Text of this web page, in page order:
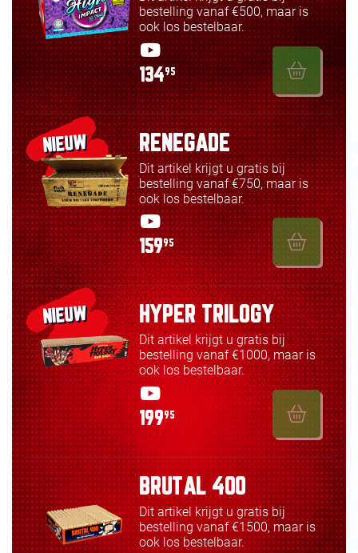
bestelling vanaf €500, maar is
ook los bestelbaar.
13495
NIEUW RENEGADE
Dit artikel krijgt u gratis bij
bestelling vanaf €750, maar is
ook los bestelbaar.
15995
NIEUW HYPER TRILOGY
Dit artikel krijgt u gratis bij
bestelling vanaf €1000, maar is
ook los bestelbaar.
19995
BRUTAL 400
Dit artikel krijgt u gratis bij
bestelling vanaf €1500, maar is
ook los bestelbaar.